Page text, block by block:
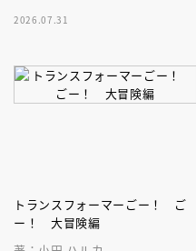
ームのフュギュアがつくぞ！
2026.07.31
トランスフォーマーごー！ ご
ー！ 大冒険編